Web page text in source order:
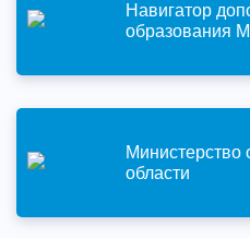
Навигатор
образования
Министерство
области